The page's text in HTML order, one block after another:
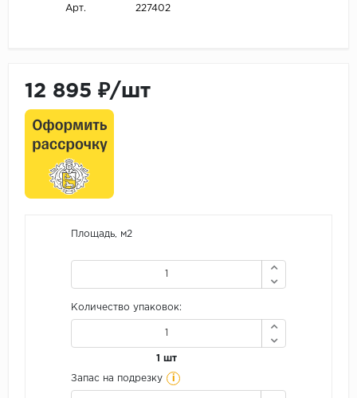
Арт. 227402
12 895 ₽/шт
Площадь, м2
Количество упаковок:
1 шт
Запас на подрезку i